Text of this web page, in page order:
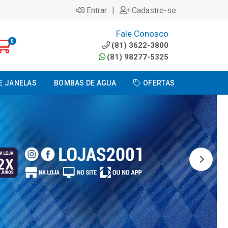
Entrar | Cadastre-se
0
Fale Conosco
(81) 3622-3800
(81) 98277-5325
JANELAS BOMBAS DE AGUA OFERTAS